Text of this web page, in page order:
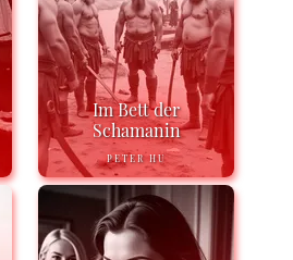
Im Bett der
Schamanin
PETER HU